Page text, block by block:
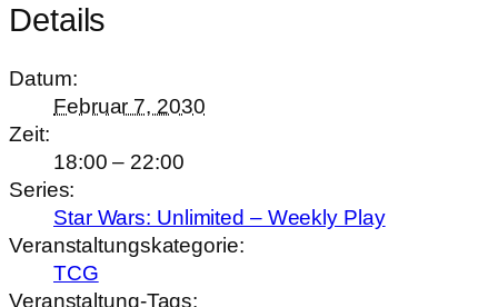
Details
Datum:
Februar 7, 2030
Zeit:
18:00 – 22:00
Series:
Star Wars: Unlimited – Weekly Play
Veranstaltungskategorie:
TCG
Veranstaltung-Tags: